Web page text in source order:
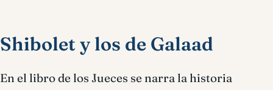
Shibolet y los de Galaad
En el libro de los Jueces se narra la historia